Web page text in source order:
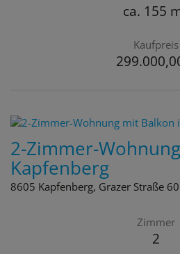
ca. 155
Kaufpreis
2-Zimmer-
Kapfenberg
8605 Kapfenberg, Grazer Straße
Zimmer
2